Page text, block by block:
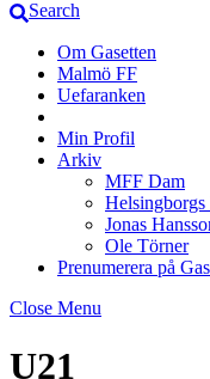
Search
Om Gasetten
Malmö FF
Uefaranken
Min Profil
Arkiv
MFF Dam
Helsingborgs
Jonas
Ole Törner
Prenumerera på
Close Menu
U21